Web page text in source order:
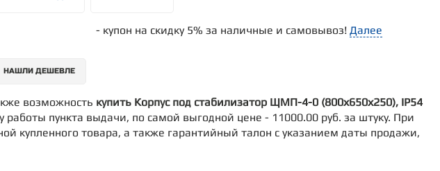
- купон на скидку 5% за наличные и самовывоз! Далее
НАШЛИ ДЕШЕВЛЕ
возможность купить Корпус под стабилизатор ЩМП-4-0 (800х650х250), IP54
пункта выдачи, по самой выгодной цене - 11000.00 руб. за штуку. При
купленного товара, а также гарантийный талон с указанием даты продажи,